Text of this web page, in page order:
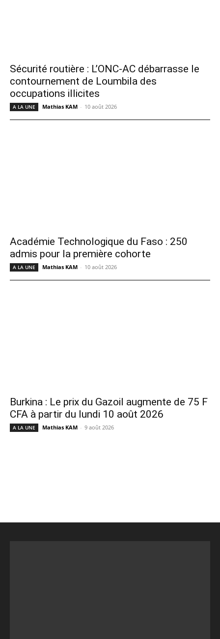
Sécurité routière : L’ONC-AC débarrasse le
contournement de Loumbila des
occupations illicites
A LA UNE Mathias KAM - 10 août 2026
Académie Technologique du Faso : 250
admis pour la première cohorte
A LA UNE Mathias KAM - 10 août 2026
Burkina : Le prix du Gazoil augmente de 75 F
CFA à partir du lundi 10 août 2026
A LA UNE Mathias KAM - 9 août 2026